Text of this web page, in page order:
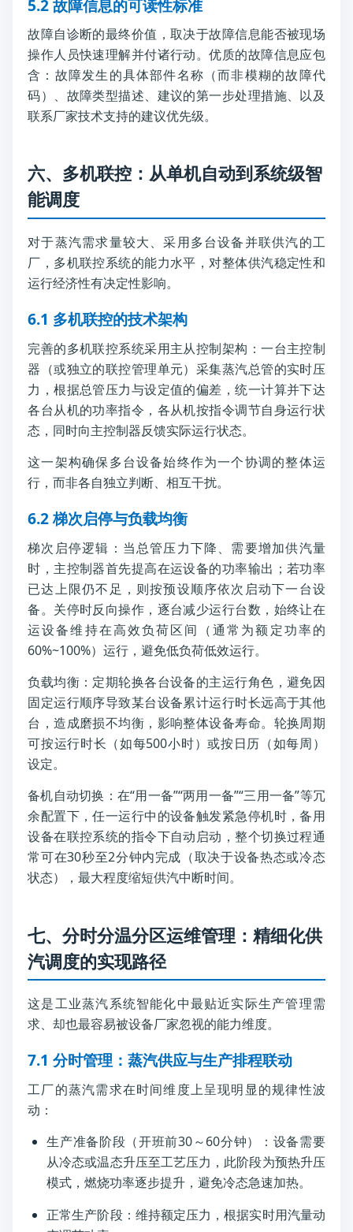
5.2 故障信息的可读性标准
故障自诊断的最终价值，取决于故障信息能否被现场
操作人员快速理解并付诸行动。优质的故障信息应包
含：故障发生的具体部件名称（而非模糊的故障代
码）、故障类型描述、建议的第一步处理措施、以及
联系厂家技术支持的建议优先级。
六、多机联控：从单机自动到系统级智
能调度
对于蒸汽需求量较大、采用多台设备并联供汽的工
厂，多机联控系统的能力水平，对整体供汽稳定性和
运行经济性有决定性影响。
6.1 多机联控的技术架构
完善的多机联控系统采用主从控制架构：一台主控制
器（或独立的联控管理单元）采集蒸汽总管的实时压
力，根据总管压力与设定值的偏差，统一计算并下达
各台从机的功率指令，各从机按指令调节自身运行状
态，同时向主控制器反馈实际运行状态。
这一架构确保多台设备始终作为一个协调的整体运
行，而非各自独立判断、相互干扰。
6.2 梯次启停与负载均衡
梯次启停逻辑：当总管压力下降、需要增加供汽量
时，主控制器首先提高在运设备的功率输出；若功率
已达上限仍不足，则按预设顺序依次启动下一台设
备。关停时反向操作，逐台减少运行台数，始终让在
运设备维持在高效负荷区间（通常为额定功率的
60%~100%）运行，避免低负荷低效运行。
负载均衡：定期轮换各台设备的主运行角色，避免因
固定运行顺序导致某台设备累计运行时长远高于其他
台，造成磨损不均衡，影响整体设备寿命。轮换周期
可按运行时长（如每500小时）或按日历（如每周）
设定。
备机自动切换：在“用一备”“两用一备”“三用一备”等冗
余配置下，任一运行中的设备触发紧急停机时，备用
设备在联控系统的指令下自动启动，整个切换过程通
常可在30秒至2分钟内完成（取决于设备热态或冷态
状态），最大程度缩短供汽中断时间。
七、分时分温分区运维管理：精细化供
汽调度的实现路径
这是工业蒸汽系统智能化中最贴近实际生产管理需
求、却也最容易被设备厂家忽视的能力维度。
7.1 分时管理：蒸汽供应与生产排程联动
工厂的蒸汽需求在时间维度上呈现明显的规律性波
动：
生产准备阶段（开班前30～60分钟）：设备需要
从冷态或温态升压至工艺压力，此阶段为预热升压
模式，燃烧功率逐步提升，避免冷态急速加热。
正常生产阶段：维持额定压力，根据实时用汽量动